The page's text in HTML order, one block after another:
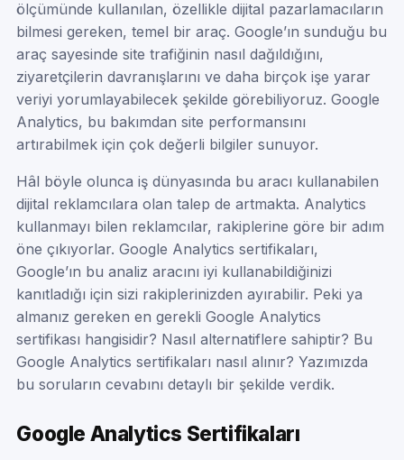
ölçümünde kullanılan, özellikle dijital pazarlamacıların
bilmesi gereken, temel bir araç. Google’ın sunduğu bu
araç sayesinde site trafiğinin nasıl dağıldığını,
ziyaretçilerin davranışlarını ve daha birçok işe yarar
veriyi yorumlayabilecek şekilde görebiliyoruz. Google
Analytics, bu bakımdan site performansını
artırabilmek için çok değerli bilgiler sunuyor.
Hâl böyle olunca iş dünyasında bu aracı kullanabilen
dijital reklamcılara olan talep de artmakta. Analytics
kullanmayı bilen reklamcılar, rakiplerine göre bir adım
öne çıkıyorlar. Google Analytics sertifikaları,
Google’ın bu analiz aracını iyi kullanabildiğinizi
kanıtladığı için sizi rakiplerinizden ayırabilir. Peki ya
almanız gereken en gerekli Google Analytics
sertifikası hangisidir? Nasıl alternatiflere sahiptir? Bu
Google Analytics sertifikaları nasıl alınır? Yazımızda
bu soruların cevabını detaylı bir şekilde verdik.
Google Analytics Sertifikaları